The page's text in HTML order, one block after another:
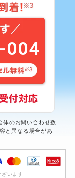
004
のお問い合わせ数
と異なる場合があ
います